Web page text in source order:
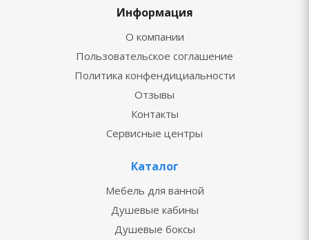
Информация
О компании
Пользовательское соглашение
Политика конфендициальности
Отзывы
Контакты
Сервисные центры
Каталог
Мебель для ванной
Душевые кабины
Душевые боксы